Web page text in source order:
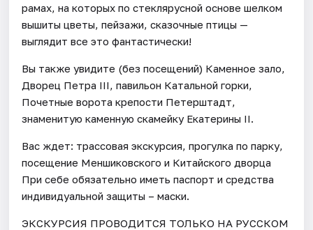
рамах, на которых по стеклярусной основе шелком
вышиты цветы, пейзажи, сказочные птицы —
выглядит все это фантастически!
Вы также увидите (без посещений) Каменное зало,
Дворец Петра III, павильон Катальной горки,
Почетные ворота крепости Петерштадт,
знаменитую каменную скамейку Екатерины II.
Вас ждет: трассовая экскурсия, прогулка по парку,
посещение Меншиковского и Китайского дворца
При себе обязательно иметь паспорт и средства
индивидуальной защиты – маски.
ЭКСКУРСИЯ ПРОВОДИТСЯ ТОЛЬКО НА РУССКОМ